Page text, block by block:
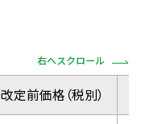
右へスクロール
改定前価格（税別）